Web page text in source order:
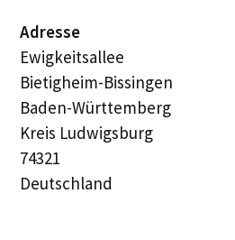
Adresse
Ewigkeitsallee
Bietigheim-Bissingen
Baden-Württemberg
Kreis Ludwigsburg
74321
Deutschland